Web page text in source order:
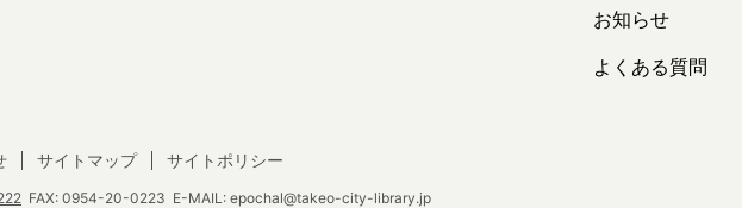
お知らせ
よくある質問
FAX: 0954-20-0223 E-MAIL: epochal@takeo-city-library.jp
サイトマップ サイトポリシー